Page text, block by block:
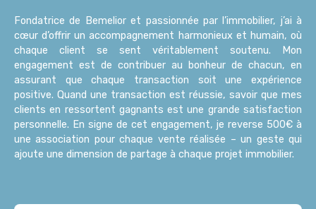
Fondatrice de Bemelior et passionnée par l’immobilier, j’ai à
cœur d’offrir un accompagnement harmonieux et humain, où
chaque client se sent véritablement soutenu. Mon
engagement est de contribuer au bonheur de chacun, en
assurant que chaque transaction soit une expérience
positive. Quand une transaction est réussie, savoir que mes
clients en ressortent gagnants est une grande satisfaction
personnelle. En signe de cet engagement, je reverse 500€ à
une association pour chaque vente réalisée – un geste qui
ajoute une dimension de partage à chaque projet immobilier.